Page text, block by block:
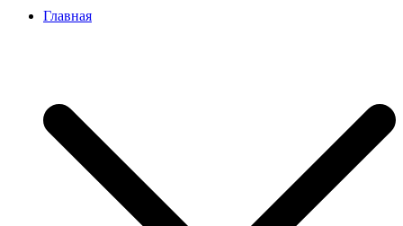
Главная